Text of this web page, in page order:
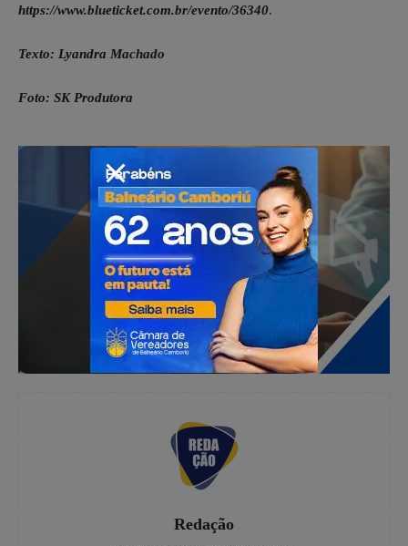
https://www.blueticket.com.br/evento/36340.
Texto: Lyandra Machado
Foto: SK Produtora
Redação